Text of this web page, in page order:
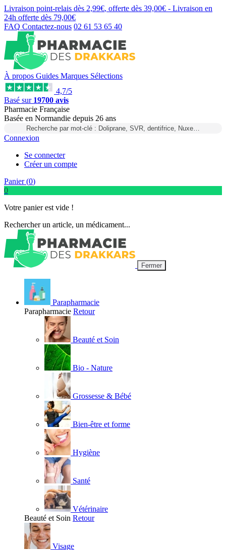
Livraison point-relais dès 2,99€, offerte dès 39,00€ - Livraison en
24h offerte dès 79,00€
FAQ Contactez-nous 02 61 53 65 40
À propos Guides Marques Sélections
4,7/5
Basé sur 19700 avis
Pharmacie Française
Basée en Normandie depuis 26 ans
Recherche par mot-clé : Doliprane, SVR, dentifrice, Nuxe…
Connexion
Se connecter
Créer un compte
Panier (0)
0
Votre panier est vide !
Rechercher un article, un médicament...
Fermer
Parapharmacie
Parapharmacie Retour
Beauté et Soin
Bio - Nature
Grossesse & Bébé
Bien-être et forme
Hygiène
Santé
Vétérinaire
Beauté et Soin Retour
Visage